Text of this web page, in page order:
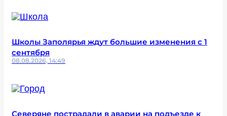
Школы Заполярья ждут большие изменения с 1
сентября
08.08.2026, 14:49
Северяне пострадали в аварии на подъезде к